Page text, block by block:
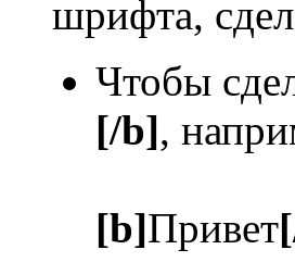
шрифта,
Чтобы
[/b],
[b]Привет